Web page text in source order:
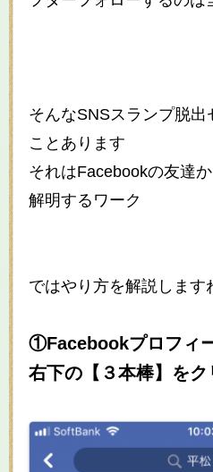
そんなSNSスランプ脱出
ことあります
それはFacebookの友達
解明するワーク
ではやり方を解説します
①Facebookプロフィ
右下の【３本棒】をク